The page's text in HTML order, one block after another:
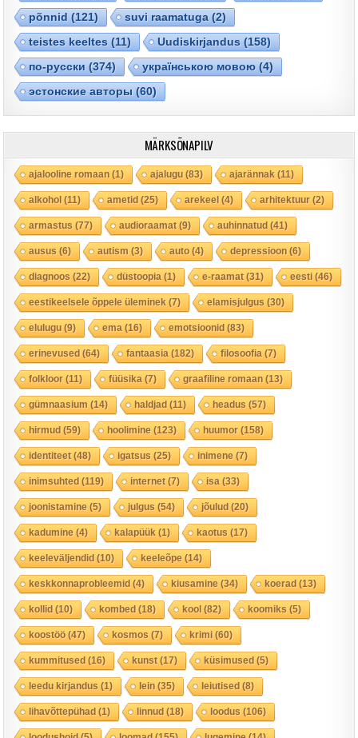
põnnid (121) suvi raamatuga (2)
teistes keeltes (11) Uudiskirjandus (158)
по-русски (374) українською мовою (4)
эстонские авторы (60)
MÄRKSÕNAPILV
ajalooline romaan(1) ajalugu(83) ajarännak (11)
alkohol(11) ametid(25) arekeel(4) arhitektuur(2)
armastus (77) audioraamat(9) auhinnatud(41)
ausus (6) autism (3) auto(4) depressioon(6)
diagnoos (22) düstoopia (1) e-raamat(31) eesti(46)
eestikeelsele õppele üleminek (7) elamisjulgus (30)
elulugu(9) ema (16) emotsioonid(83)
erinevused(64) fantaasia (182) filosoofia (7)
folkloor(11) füüsika (7) graafiline romaan(13)
gümnaasium (14) haldjad(11) headus (57)
hirmud(59) hoolimine (123) huumor(158)
identiteet(48) igatsus (25) inimene (7)
inimsuhted(119) internet(7) isa (33)
joonistamine (5) julgus (54) jõulud(20)
kadumine (4) kalapüük (1) kaotus (17)
keeleväljendid(10) keeleõpe (14)
keskkonnaprobleemid(4) kiusamine (34) koerad(13)
kollid(10) kombed(18) kool(82) koomiks (5)
koostöö(47) kosmos (7) krimi(60)
kummitused(16) kunst(17) küsimused(5)
leedu kirjandus (1) lein(35) leiutised(8)
lihavõttepühad(1) linnud(18) loodus (106)